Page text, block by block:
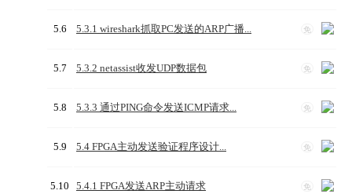
5.6 免
5.3.1 wireshark抓取PC发送的ARP广播...
5.7 免
5.3.2 netassist收发UDP数据包
5.8 免
5.3.3 通过PING命令发送ICMP请求...
5.9 免
5.4 FPGA主动发送验证程序设计...
5.10 免
5.4.1 FPGA发送ARP主动请求